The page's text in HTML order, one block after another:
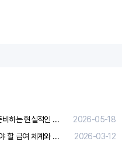
미용사 면허증 취득 후 취업까지 준비하는 현실적인 방법
2026-05-18
마사지구인구직 시 반드시 살펴봐야 할 급여 체계와 합리적 보상 가이드
2026-03-12